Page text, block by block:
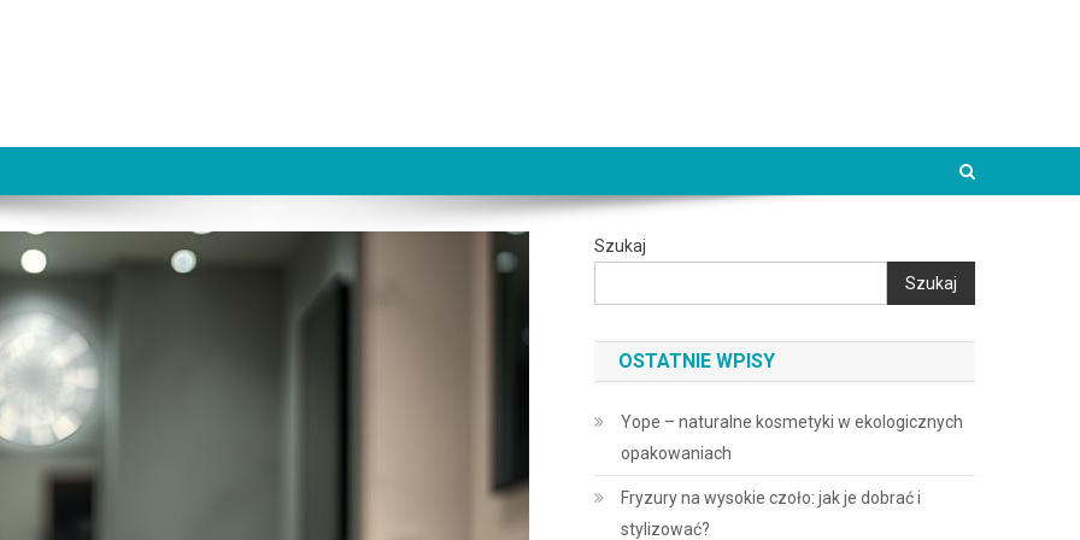
Szukaj
Szukaj
OSTATNIE WPISY
Yope – naturalne kosmetyki w ekologicznych
opakowaniach
Fryzury na wysokie czoło: jak je dobrać i
stylizować?